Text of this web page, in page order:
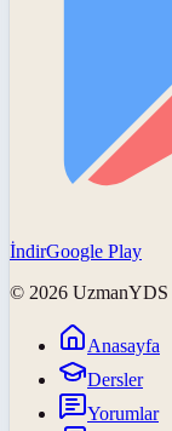
İndirGoogle Play
© 2026 UzmanYDS
Anasayfa
Dersler
Yorumlar